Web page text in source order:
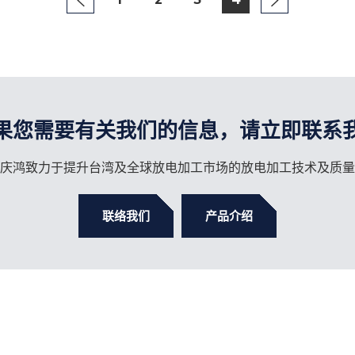
您需要有关我们的信息，请立即联系
庆鸿致力于提升台湾及全球放电加工市场的放电加工技术及质量
联络我们 产品介绍